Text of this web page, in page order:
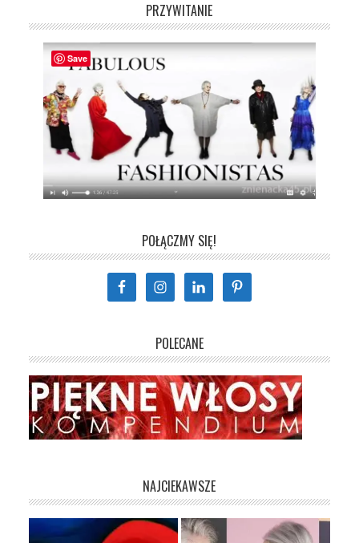
PRZYWITANIE
POŁĄCZMY SIĘ!
POLECANE
NAJCIEKAWSZE
Save